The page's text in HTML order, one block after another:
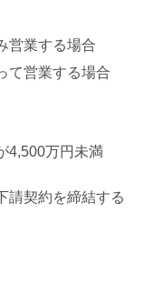
営業する場合
て営業する場合
4,500万円未満
請契約を締結する